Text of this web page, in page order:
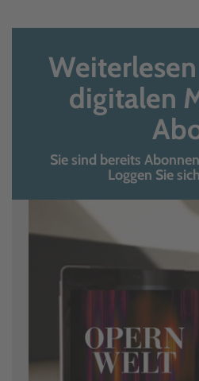
digitalen
Sie sind bereits
Loggen Sie sich